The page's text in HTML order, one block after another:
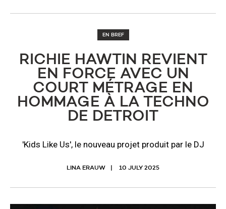
EN BREF
RICHIE HAWTIN REVIENT
EN FORCE AVEC UN
COURT MÉTRAGE EN
HOMMAGE À LA TECHNO
DE DETROIT
'Kids Like Us', le nouveau projet produit par le DJ
LINA ERAUW 10 JULY 2025